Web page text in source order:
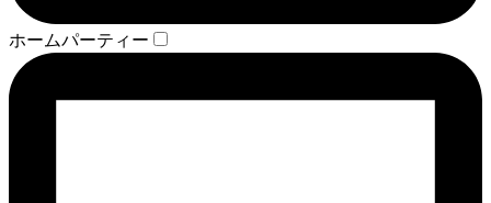
ホームパーティー